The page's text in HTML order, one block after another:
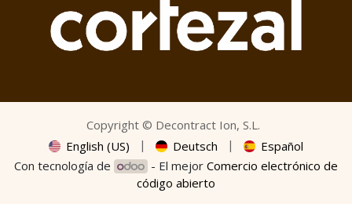
Copyright © Decontract Ion, S.L.
English (US)
| Deutsch |
Español
Con tecnología de
- El mejorComercio electrónico de
código abierto